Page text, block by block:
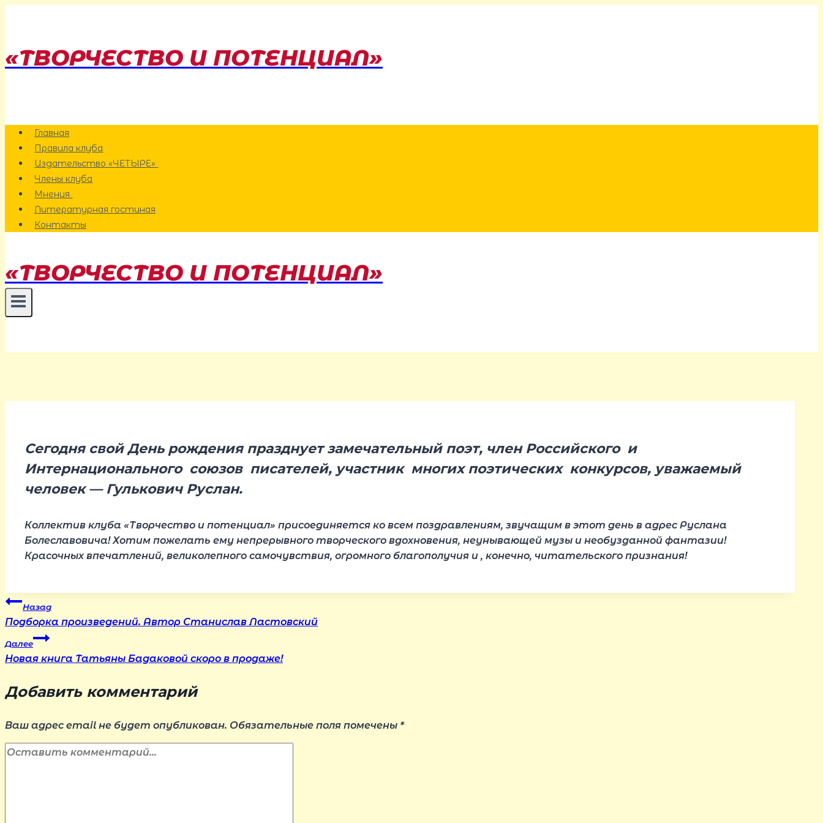
«ТВОРЧЕСТВО И ПОТЕНЦИАЛ»
Главная
Правила клуба
Издательство «ЧЕТЫРЕ»
Члены клуба
Мнения
Литературная гостиная
Контакты
«ТВОРЧЕСТВО И ПОТЕНЦИАЛ»
Сегодня свой День рождения празднует замечательный поэт, член Российского и
Интернационального союзов писателей, участник многих поэтических конкурсов, уважаемый
человек — Гулькович Руслан.
Коллектив клуба «Творчество и потенциал» присоединяется ко всем поздравлениям, звучащим в этот день в адрес Руслана
Болеславовича! Хотим пожелать ему непрерывного творческого вдохновения, неунывающей музы и необузданной фантазии!
Красочных впечатлений, великолепного самочувствия, огромного благополучия и , конечно, читательского признания!
Навигация
по
Назад
Подборка произведений. Автор Станислав Ластовский
Далее
Новая книга Татьяны Бадаковой скоро в продаже!
Добавить комментарий
Ваш адрес email не будет опубликован. Обязательные поля помечены *